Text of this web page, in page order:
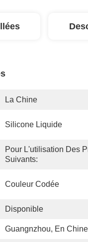
La Chine
Silicone Liquide
Pour L'utilisation Des
Suivants:
Couleur Codée
Disponible
Guangnzhou, En Chine